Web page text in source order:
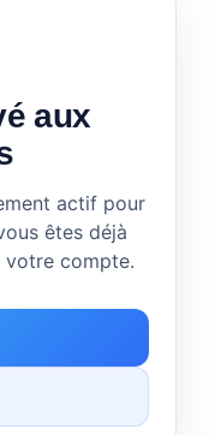
aux
actif pour
êtes déjà
votre compte.